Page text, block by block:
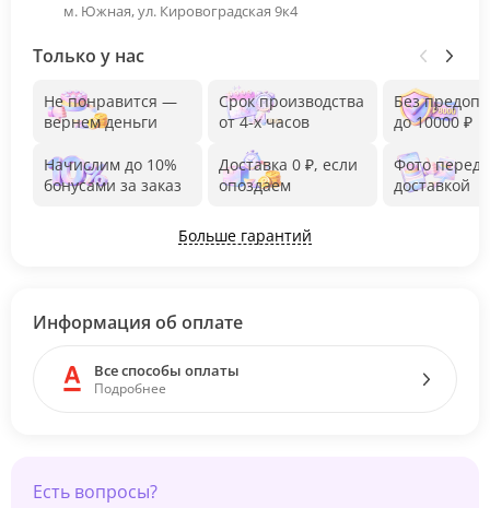
м. Южная, ул. Кировоградская 9к4
Только у нас
Не понравится —
вернем деньги
Начислим до 10%
бонусами за заказ
Срок производства
от 4-х часов
Доставка 0 ₽, если
опоздаем
Без
до 10000 ₽
Фото перед
доставкой
Больше гарантий
Информация об оплате
Все способы оплаты
Подробнее
Есть вопросы?